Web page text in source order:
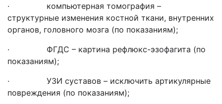
· компьютерная томография –
структурные изменения костной ткани, внутренних
органов, головного мозга (по показаниям);
· ФГДС – картина рефлюкс-эзофагита (по
показаниям);
· УЗИ суставов – исключить артикулярные
повреждения (по показаниям);